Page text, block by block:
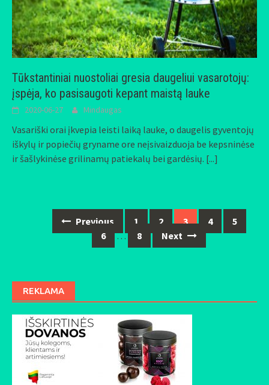
Tūkstantiniai nuostoliai gresia daugeliui vasarotojų:
įspėja, ko pasisaugoti kepant maistą lauke
2020-06-27 Mindaugas
Vasariški orai įkvepia leisti laiką lauke, o daugelis gyventojų
iškylų ir popiečių gryname ore neįsivaizduoja be kepsninėse
ir šašlykinėse grilinamų patiekalų bei gardėsių. [...]
Previous 1 2 3 4
5
6
… 8 Next
REKLAMA